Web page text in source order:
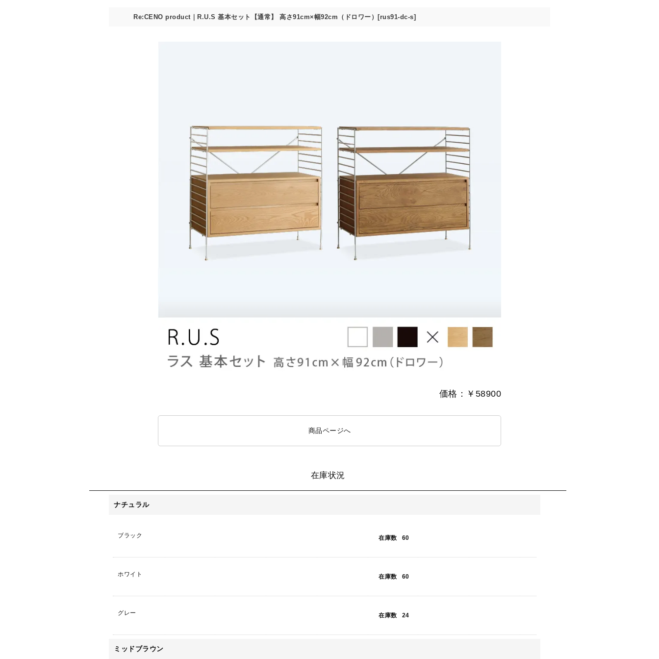
価格：￥58900
商品ページへ
在庫状況
ナチュラル
ブラック 在庫数 60
ホワイト 在庫数 60
グレー 在庫数 24
ミッドブラウン
Re:CENO product｜R.U.S 基本セット【通常】 高さ91cm×幅92cm（ドロワー）[rus91-dc-s]